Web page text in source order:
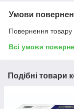
Умови
Повернення товару
Всі умови
Подібні товари